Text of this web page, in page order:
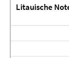
Litauische